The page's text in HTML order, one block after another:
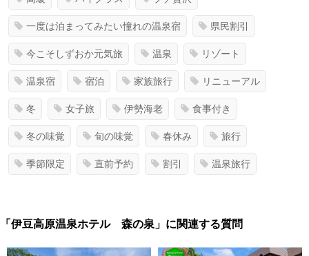
一度は泊まってみたい憧れの温泉宿 県民割引
今こそしずおか元気旅 温泉 リゾート
温泉宿 宿泊 家族旅行 リニューアル
冬 女子旅 伊勢海老 食事付き
冬の味覚 旬の味覚 春休み 旅行
季節限定 直前予約 割引 温泉旅行
「伊豆高原温泉ホテル 森の泉」に関連する質問